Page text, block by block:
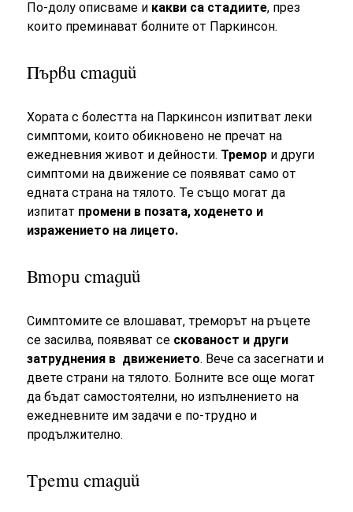
По-долу описваме и какви са стадиите, през
които преминават болните от Паркинсон.
Първи стадий
Хората с болестта на Паркинсон изпитват леки
симптоми, които обикновено не пречат на
ежедневния живот и дейности. Тремор и други
симптоми на движение се появяват само от
едната страна на тялото. Те също могат да
изпитат промени в позата, ходенето и
изражението на лицето.
Втори стадий
Симптомите се влошават, треморът на ръцете
се засилва, появяват се скованост и други
затруднения в движението. Вече са засегнати и
двете страни на тялото. Болните все още могат
да бъдат самостоятелни, но изпълнението на
ежедневните им задачи е по-трудно и
продължително.
Трети стадий